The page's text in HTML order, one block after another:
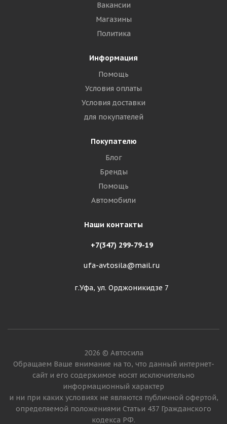
Вакансии
Магазины
Политика
Информация
Помощь
Условия оплаты
Условия доставки
для покупателей
Покупателю
Блог
Бренды
Помощь
Автомобили
Наши контакты
+7(347) 299-79-19
ufa-avtosila@mail.ru
г.Уфа, ул. Орджоникидзе 7
2026 © Автосила
Обращаем Ваше внимание на то, что данный интернет-
сайт и его содержимое носят исключительно
информационный характер
и ни при каких условиях не являются публичной офертой,
определяемой положениями Статьи 437 Гражданского
кодекса РФ.